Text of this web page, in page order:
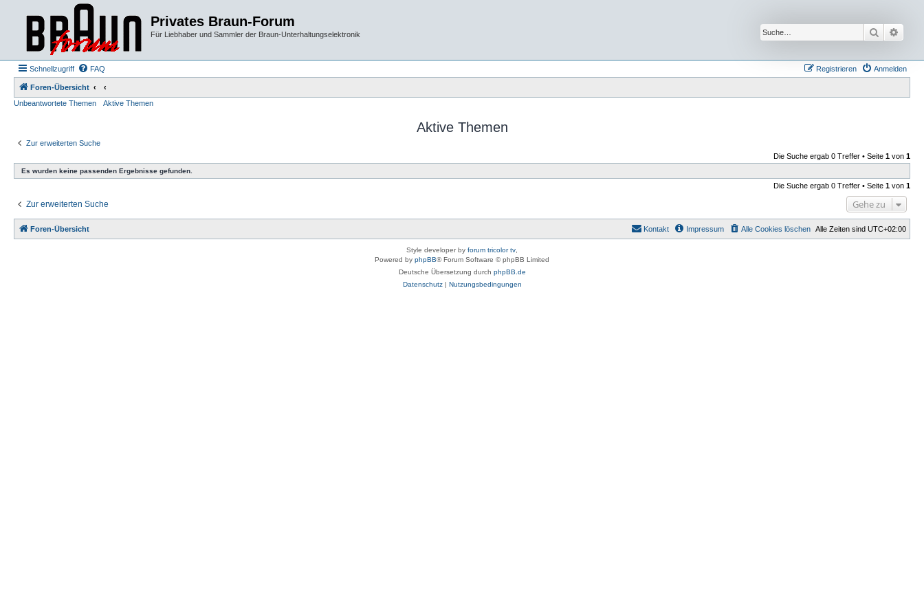
Privates Braun-Forum
Für Liebhaber und Sammler der Braun-Unterhaltungselektronik Suche
Schnellzugriff FAQ Anmelden
Registrieren
Foren-Übersicht
Unbeantwortete Themen
Aktive Themen
Aktive Themen
Zur erweiterten Suche
Die Suche ergab 0 Treffer • Seite 1 von 1
Es wurden keine passenden Ergebnisse gefunden.
Die Suche ergab 0 Treffer • Seite 1 von 1
Zur erweiterten Suche Gehe zu
Foren-Übersicht Alle Zeiten sind UTC+02:00
Alle Cookies löschen
Impressum
Kontakt
Style developer by forum tricolor tv
Powered by phpBB® Forum Software © phpBB Limited
Deutsche Übersetzung durch phpBB.de
Datenschutz| Nutzungsbedingungen